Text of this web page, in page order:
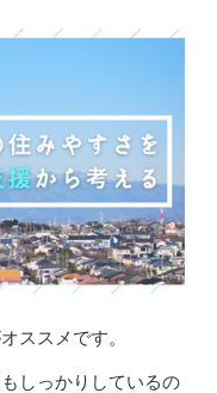
ススメです。
しっかりしているの